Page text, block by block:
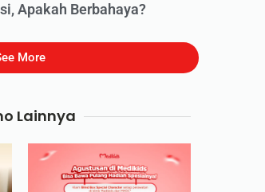
Apakah Berbahaya?
More
Lainnya